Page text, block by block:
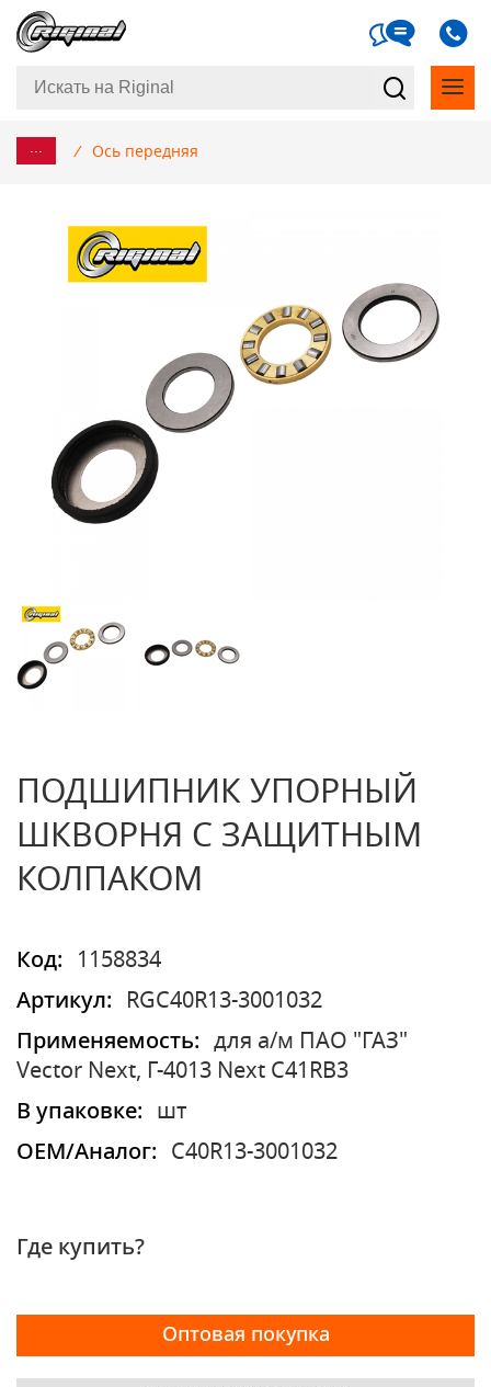
... / Ось передняя
ПОДШИПНИК УПОРНЫЙ
ШКВОРНЯ С ЗАЩИТНЫМ
КОЛПАКОМ
Код:
1158834
Артикул:
RGC40R13-3001032
Применяемость:
для а/м ПАО "ГАЗ"
Vector Next, Г-4013 Next С41RВ3
В упаковке:
шт
OEM/Аналог:
C40R13-3001032
Где купить?
Оптовая покупка